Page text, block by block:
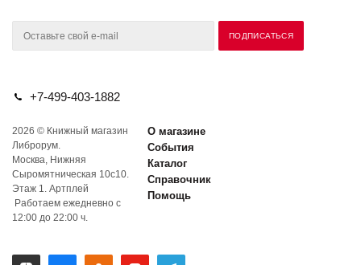
+7-499-403-1882
2026 © Книжный магазин
Либрорум.
Москва, Нижняя
Сыромятническая 10с10.
Этаж 1. Артплей
Работаем ежедневно с
12:00 до 22:00 ч.
О магазине
События
Каталог
Справочник
Помощь